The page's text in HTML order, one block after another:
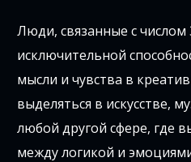
Люди, связанные с числом
исключительной
мысли и чувства в
выделяться в искусстве,
любой другой сфере, где
между логикой и